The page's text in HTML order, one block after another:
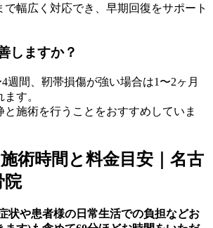
で幅広く対応でき、早期回復をサポート
しますか？
週間、靭帯損傷が強い場合は1〜2ヶ月
す。
と施術を行うことをおすすめしていま
術時間と料金目安｜名古
院
状や患者様の日常生活での負担などお